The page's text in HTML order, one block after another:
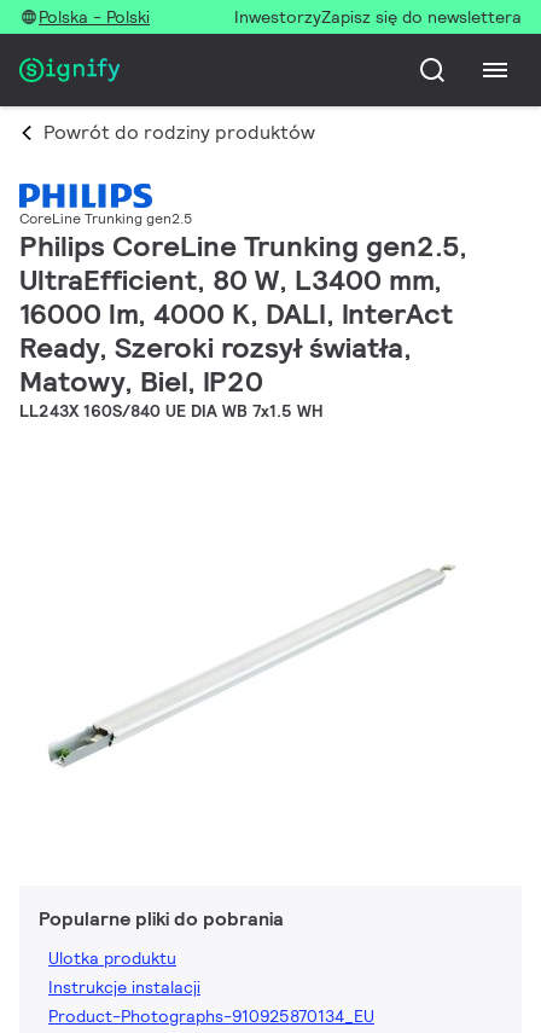
Polska - Polski InwestorzyZapisz się do newslettera
Powrót do rodziny produktów
CoreLine Trunking gen2.5
Philips CoreLine Trunking gen2.5,
UltraEfficient, 80 W, L3400 mm,
16000 lm, 4000 K, DALI, InterAct
Ready, Szeroki rozsył światła,
Matowy, Biel, IP20
LL243X 160S/840 UE DIA WB 7x1.5 WH
Popularne pliki do pobrania
Ulotka produktu
Instrukcje instalacji
Product-Photographs-910925870134_EU